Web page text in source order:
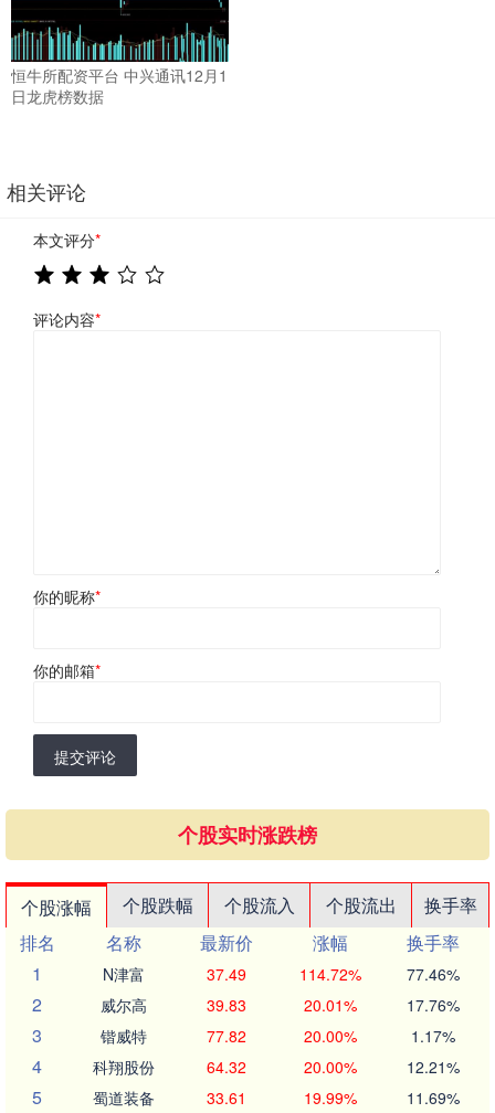
恒牛所配资平台 中兴通讯12月1
日龙虎榜数据
相关评论
本文评分*
评论内容*
你的昵称*
你的邮箱*
提交评论
个股实时涨跌榜
个股涨幅 个股跌幅 个股流入 个股流出
换手率
排名
名称 最新价 涨幅
换手率
1
N津富 37.49 114.72% 77.46%
2 威尔高 39.83 20.01% 17.76%
3 锴威特 77.82 20.00% 1.17%
4 科翔股份 64.32 20.00% 12.21%
5 蜀道装备 33.61 19.99% 11.69%